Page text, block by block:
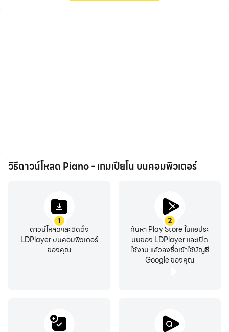
วิธีดาวน์โหลด Piano - เกมเปียโน บนคอมพิวเตอร์
1
ดาวน์โหลดและติดตั้ง
LDPlayer บนคอมพิวเตอร์
ของคุณ
2
ค้นหา Play Store ในแอประ
บบของ LDPlayer และเปิด
ใช้งาน แล้วลงชื่อเข้าใช้บัญชี
Google ของคุณ